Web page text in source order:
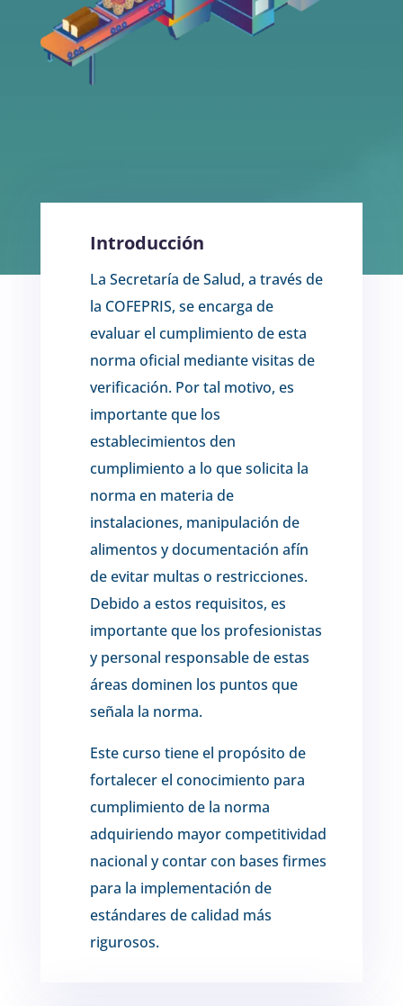
Introducción
La Secretaría de Salud, a través de
la COFEPRIS, se encarga de
evaluar el cumplimiento de esta
norma oficial mediante visitas de
verificación. Por tal motivo, es
importante que los
establecimientos den
cumplimiento a lo que solicita la
norma en materia de
instalaciones, manipulación de
alimentos y documentación afín
de evitar multas o restricciones.
Debido a estos requisitos, es
importante que los profesionistas
y personal responsable de estas
áreas dominen los puntos que
señala la norma.
Este curso tiene el propósito de
fortalecer el conocimiento para
cumplimiento de la norma
adquiriendo mayor competitividad
nacional y contar con bases firmes
para la implementación de
estándares de calidad más
rigurosos.